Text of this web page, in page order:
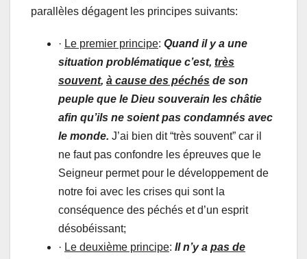
parallèles dégagent les principes suivants:
· Le premier principe: Quand il y a une
situation problématique c’est, très
souvent, à cause des péchés de son
peuple que le Dieu souverain les châtie
afin qu’ils ne soient pas condamnés avec
le monde. J’ai bien dit “très souvent” car il
ne faut pas confondre les épreuves que le
Seigneur permet pour le développement de
notre foi avec les crises qui sont la
conséquence des péchés et d’un esprit
désobéissant;
· Le deuxième principe: Il n’y a pas de